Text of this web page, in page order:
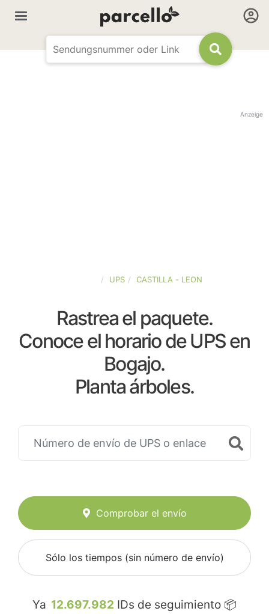
Anzeige
UPS CASTILLA - LEON
Rastrea el paquete.
Conoce el horario de UPS en
Bogajo.
Planta árboles.
Comprobar el envío
Sólo los tiempos (sin número de envío)
Ya 12.697.982 IDs de seguimiento 📦